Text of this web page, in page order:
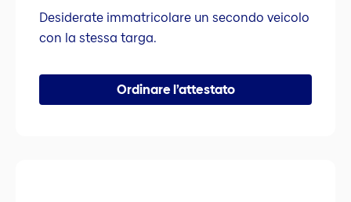
Desiderate immatricolare un secondo veicolo
con la stessa targa.
Ordinare l’attestato